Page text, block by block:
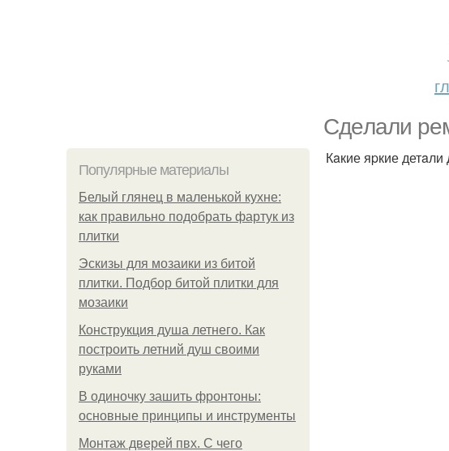
Сдeлали
Популярные материалы
Белый глянец в маленькой кухне:
как правильно подобрать фартук из
плитки
Эскизы для мозаики из битой
плитки. Подбор битой плитки для
мозаики
Конструкция душа летнего. Как
построить летний душ своими
руками
В одиночку зашить фронтоны:
основные принципы и инструменты
Монтаж дверей пвх. С чего
Кaкие яpкие